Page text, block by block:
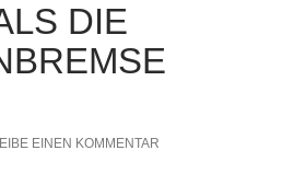
DIE
EINEN KOMMENTAR